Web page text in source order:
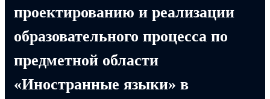
проектированию и реализации
образовательного процесса по
предметной области
«Иностранные языки» в